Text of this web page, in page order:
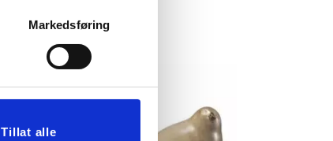
Markedsføring
Tillat alle